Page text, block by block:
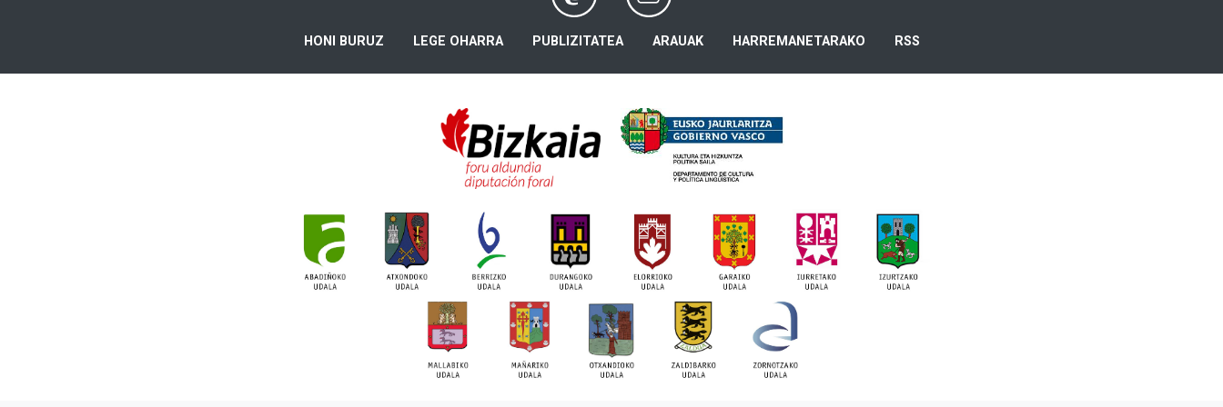
HONI BURUZ LEGE OHARRA PUBLIZITATEA ARAUAK HARREMANETARAKO RSS